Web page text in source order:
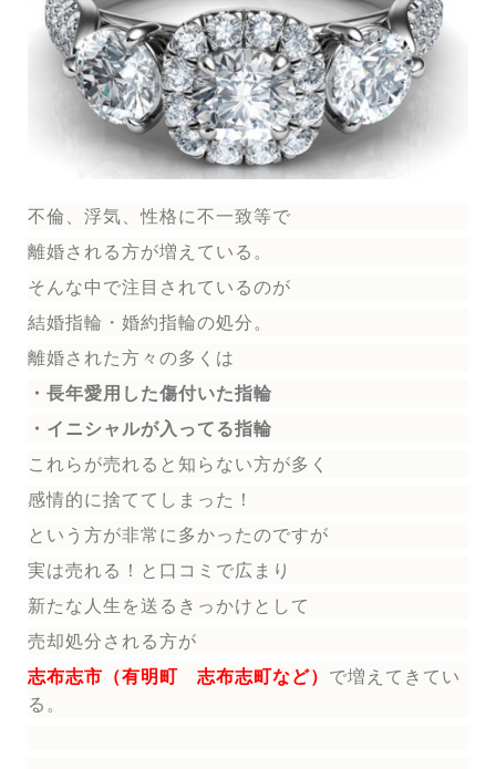
不倫、浮気、性格に不一致等で
離婚される方が増えている。
そんな中で注目されているのが
結婚指輪 ・婚約指輪の処分。
離婚された方々の多くは
・長年愛用した傷付いた指輪
・イニシャルが入ってる指輪
これらが売れると知らない方が多く
感情的に捨ててしまった！
という方が非常に多かったのですが
実は売れる！と口コミで広まり
新たな人生を送る きっかけとして
売却処分される方が
志布志市（有明町 志布志町など） で増えてきてい
る。